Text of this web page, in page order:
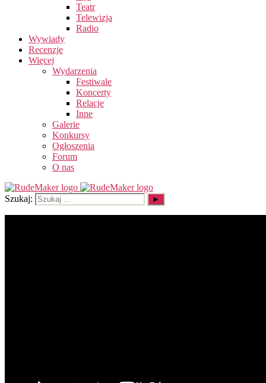
Teatr
Telewizja
Radio
Wywiady
Recenzje
Więcej
Wydarzenia
Festiwale
Koncerty
Relacje
Inne
Galerie
Konkursy
Ogłoszenia
Forum
O nas
Szukaj: